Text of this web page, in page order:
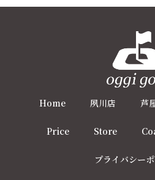
Home 夙川店 芦
Price Store
プライバシー